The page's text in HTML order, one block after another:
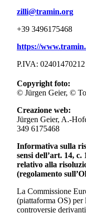
zilli@tramin.org
+39 3496175468
https://
P.IVA: 02401470212
Copyright foto:
© Jürgen Geier, ©
Creazione web:
Jürgen Geier, A.-
349 6175468
Informativa sulla
sensi dell’art. 14,
relativo alla
(regolamento
La Commissione
(piattaforma OS)
controversie